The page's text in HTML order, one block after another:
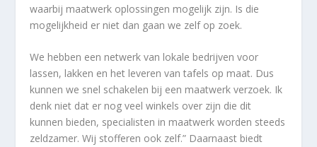
waarbij maatwerk oplossingen mogelijk zijn. Is die
mogelijkheid er niet dan gaan we zelf op zoek.
We hebben een netwerk van lokale bedrijven voor
lassen, lakken en het leveren van tafels op maat. Dus
kunnen we snel schakelen bij een maatwerk verzoek. Ik
denk niet dat er nog veel winkels over zijn die dit
kunnen bieden, specialisten in maatwerk worden steeds
zeldzamer. Wij stofferen ook zelf.” Daarnaast biedt